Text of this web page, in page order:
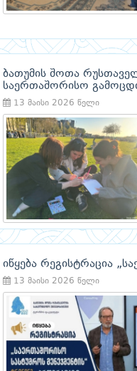
ბათუმის შოთა
საერთაშორისო
13 მაისი 2026 წელი
იწყება რეგისტრაცია
13 მაისი 2026 წელი